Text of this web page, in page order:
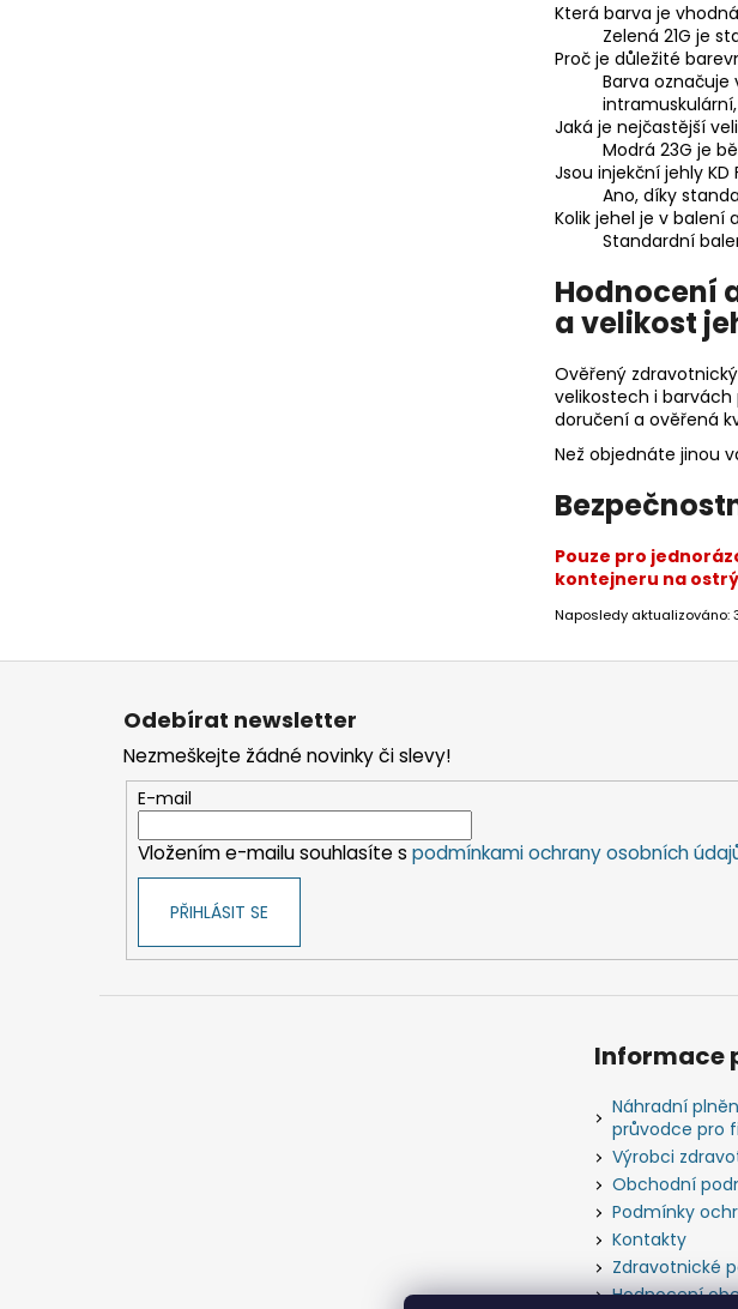
Která barva je
Zelená 21G je
Proč je důležité
Barva
Jaká je nejčastější
Modrá 23G je
Jsou injekční jehly
Ano, díky
Kolik jehel je v balení
Standardní
Hodnocení
a velikost
Ověřený
velikostech i
doručení a ověřená
Než objednáte jinou
Pouze pro
kontejneru na
Naposledy aktualizováno:
Z
Odebírat newsletter
Nezmeškejte žádné novinky či slevy!
E-mail
Vložením e-mailu souhlasíte s podmínkami ochrany osobních
PŘIHLÁSIT SE
Informace
Náhradní
průvodce pro
Výrobci
Obchodní
Podmínky
Kontakty
Zdravotnické
Hodnocení